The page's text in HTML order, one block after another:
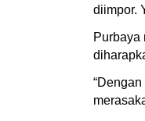
diimpor.
Purbaya